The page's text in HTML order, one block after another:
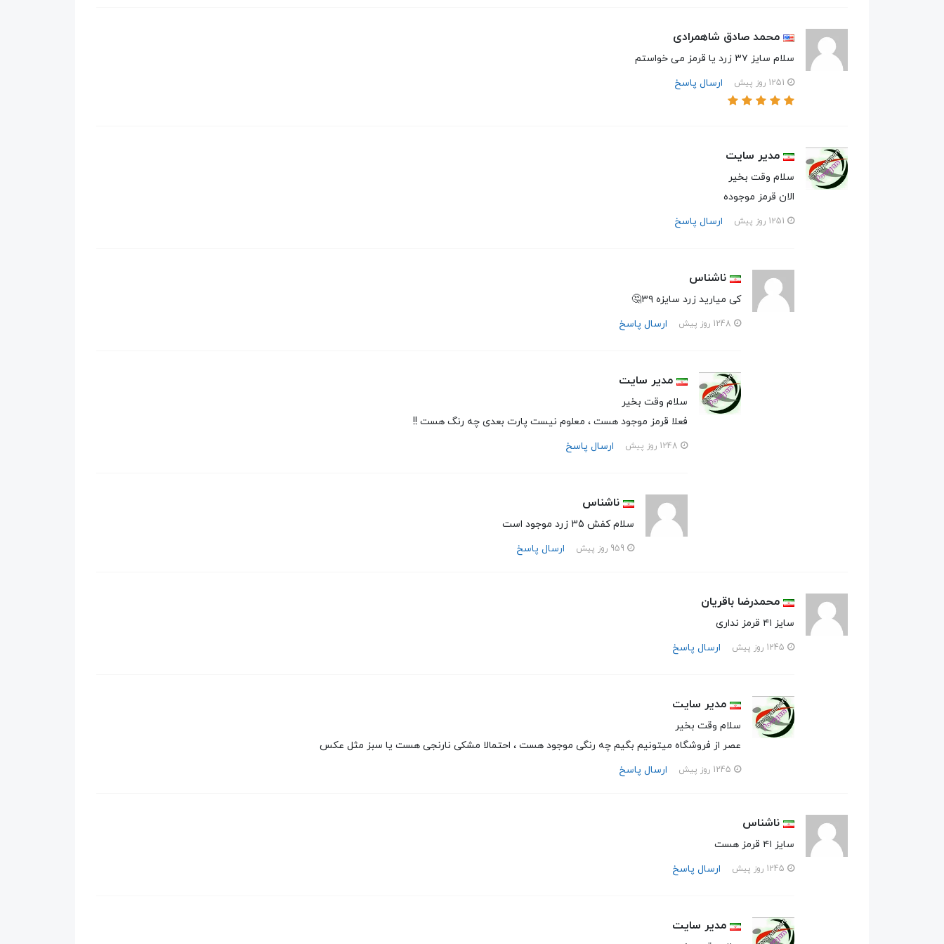
محمد صادق شاهمرادی
سلام سایز ۳۷ زرد یا قرمز می خواستم
ارسال پاسخ
مدیر سایت
سلام وقت بخیر
الان قرمز موجوده
ارسال پاسخ
ناشناس
کی میارید زرد سایزه ۳۹🤔
ارسال پاسخ
مدیر سایت
سلام وقت بخیر
فعلا قرمز موجود هست ، معلوم نیست پارت بعدی چه رنگ هست !!
ارسال پاسخ
ناشناس
سلام کفش 35 زرد موجود است
ارسال پاسخ
محمدرضا باقریان
سایز ۴۱ قرمز نداری
ارسال پاسخ
مدیر سایت
سلام وقت بخیر
عصر از فروشگاه میتونیم بگیم چه رنگی موجود هست ، احتمالا مشکی نارنجی هست یا سبز مثل عکس
ارسال پاسخ
ناشناس
سایز ۴۱ قرمز هست
ارسال پاسخ
مدیر سایت